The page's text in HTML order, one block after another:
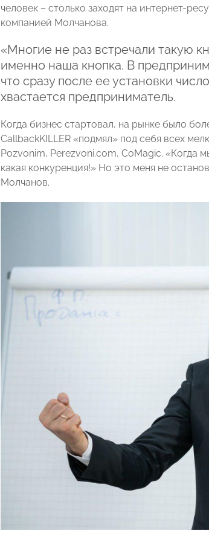
человек – столько заходят на интернет-
компанией Молчанова.
«Многие не раз встречали такую
именно наша кнопка. В
что сразу после ее установки
хвастается предприниматель.
Когда бизнес стартовал, на рынке было
CallbackKILLER «подмял» под себя всех
Pozvonim, Perezvoni.com, CoMagic. «Когда
какая конкуренция!» Но это меня не
Молчанов.